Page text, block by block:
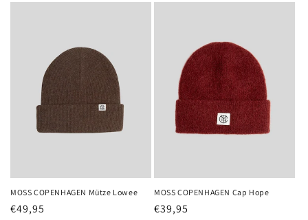
MOSS COPENHAGEN Mütze Lowee
Normaler
€49,95
MOSS COPENHAGEN Cap Hope
Normaler
€39,95